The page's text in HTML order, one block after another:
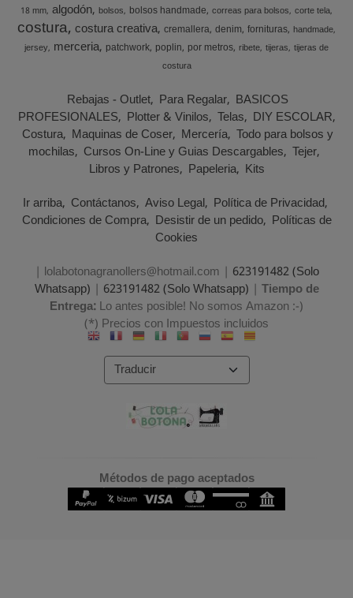
18 mm algodón bolsos bolsos handmade correas para bolsos corte tela
costura costura creativa cremallera denim fornituras handmade
jersey merceria patchwork poplin por metros ribete tijeras tijeras de
costura
Rebajas - Outlet Para Regalar BASICOS
PROFESIONALES Plotter & Vinilos Telas DIY ESCOLAR
Costura Maquinas de Coser Mercería Todo para bolsos y
mochilas Cursos On-Line y Guias Descargables Tejer
Libros y Patrones Papeleria Kits
Ir arriba Contáctanos Aviso Legal Política de Privacidad
Condiciones de Compra Desistir de un pedido Políticas de
Cookies
| lolabotonagranollers@hotmail.com | 623191482 (Solo
Whatsapp) | 623191482 (Solo Whatsapp) | Tiempo de
Entrega:Lo antes posible! No somos Amazon :-)
(*) Precios con Impuestos incluidos
Métodos de pago aceptados